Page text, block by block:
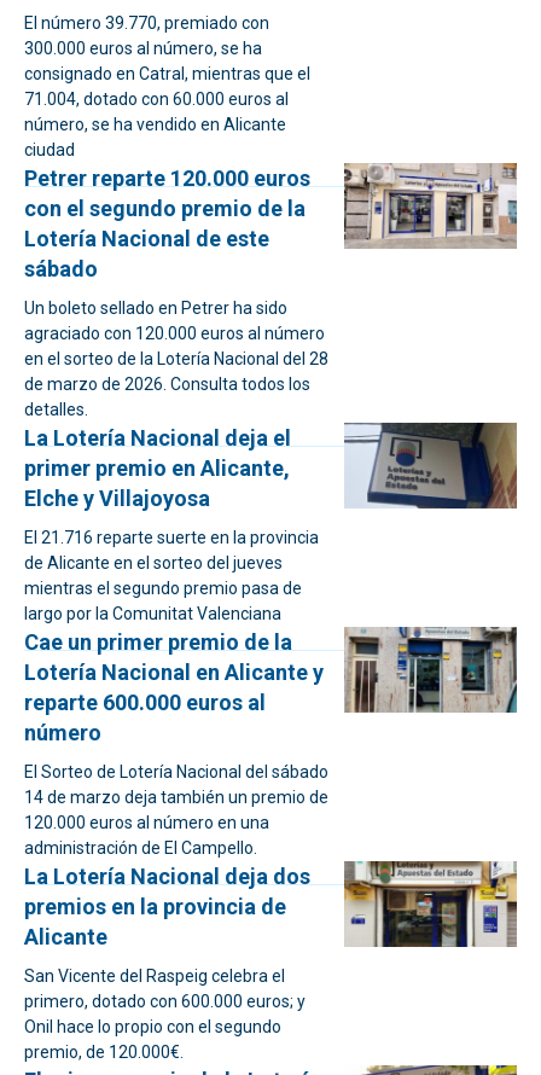
El número 39.770, premiado con
300.000 euros al número, se ha
consignado en Catral, mientras que el
71.004, dotado con 60.000 euros al
número, se ha vendido en Alicante
ciudad
Petrer reparte 120.000 euros
con el segundo premio de la
Lotería Nacional de este
sábado
Un boleto sellado en Petrer ha sido
agraciado con 120.000 euros al número
en el sorteo de la Lotería Nacional del 28
de marzo de 2026. Consulta todos los
detalles.
La Lotería Nacional deja el
primer premio en Alicante,
Elche y Villajoyosa
El 21.716 reparte suerte en la provincia
de Alicante en el sorteo del jueves
mientras el segundo premio pasa de
largo por la Comunitat Valenciana
Cae un primer premio de la
Lotería Nacional en Alicante y
reparte 600.000 euros al
número
El Sorteo de Lotería Nacional del sábado
14 de marzo deja también un premio de
120.000 euros al número en una
administración de El Campello.
La Lotería Nacional deja dos
premios en la provincia de
Alicante
San Vicente del Raspeig celebra el
primero, dotado con 600.000 euros; y
Onil hace lo propio con el segundo
premio, de 120.000€.